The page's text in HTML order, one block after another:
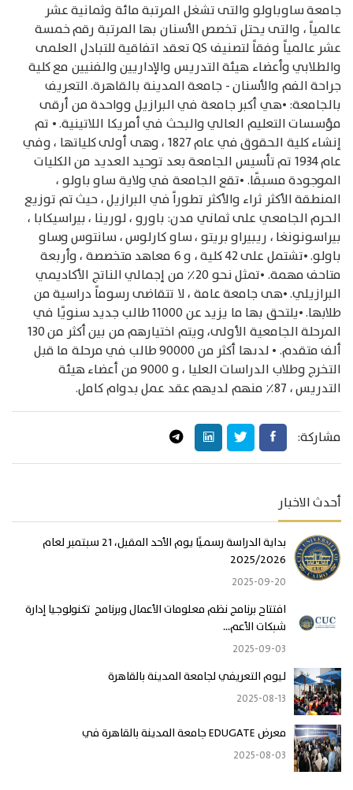
جامعة ساوباولو والتى تشغل المرتبة مائة وثمانية عشر
عالمياً ، والتى يحتل تخصص الأسنان بها المرتبة رقم خمسة
عشر عالمياً وفقاً لتصنيف QS تعقد اتفاقية للتبادل العلمى
والطلابي وأعضاء هيئة التدريس والإداريين والفنيين مع كلية
جراحة الفم والأسنان - جامعة المدينة بالقاهرة. التعريف
بالجامعة: •هي أكبر جامعة في البرازيل وواحدة من أرقى
مؤسسات التعليم العالي والبحث في أمريكا اللاتينية. • تم
إنشاء كلية الحقوق في عام 1827 ، وهى أولى كلياتها ، وفي
عام 1934 تم تأسيس الجامعة بعد توحيد العديد من الكليات
الموجودة مسبقًا. •تقع الجامعة في ولاية ساو باولو ،
المنطقة الأكثر ثراء والأكثر تطوراً في البرازيل ، حيث تم توزيع
الحرم الجامعي على ثماني مدن: باورو ، لورينا ، بيراسيكابا ،
بيراسونونغا ، ريبيراو بريتو ، ساو كارلوس ، سانتوس وساو
باولو. •تشتمل على 42 كلية ، و 6 معاهد متخصصة ، وأربعة
متاحف مهمة. •تمثل نحو 20٪ من إجمالي الناتج الأكاديمي
البرازيلي. •هى جامعة عامة ، لا تتقاضى رسوماً دراسية من
طلابها. •يلتحق بها ما يزيد عن 11000 طالب جديد سنويًا في
المرحلة الجامعية الأولى، ويتم اختيارهم من بين أكثر من 130
ألف متقدم. • لدىها أكثر من 90000 طالب في مرحلة ما قبل
التخرج وطلاب الدراسات العليا ، و 9000 من أعضاء هيئة
التدريس ، 87٪ منهم لديهم عقد عمل بدوام كامل.
مشاركة:
أحدث الاخبار
بداية الدراسة رسميًا يوم الأحد المقبل، 21 سبتمبر لعام
2025/2026
2025-09-20
افتتاح برنامج نظم معلومات الأعمال وبرنامج تكنولوجيا إدارة
شبكات الأعم...
2025-09-03
ليوم التعريفي لجامعة المدينة بالقاهرة
2025-08-13
معرض EDUGATE جامعة المدينة بالقاهرة في
2025-08-03